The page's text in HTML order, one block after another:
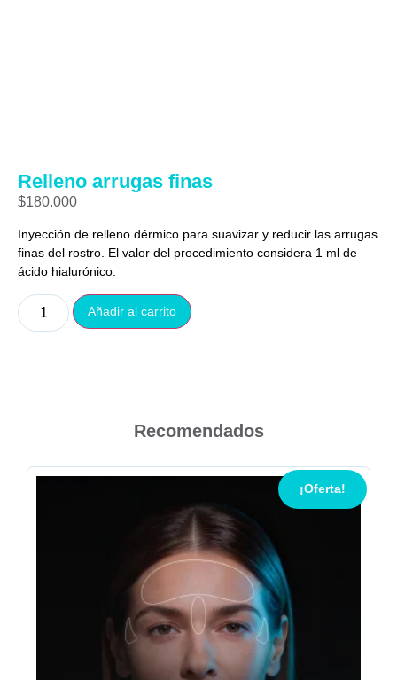
Relleno arrugas finas
$180.000
Inyección de relleno dérmico para suavizar y reducir las arrugas
finas del rostro. El valor del procedimiento considera 1 ml de
ácido hialurónico.
Añadir al carrito
Recomendados
¡Oferta!